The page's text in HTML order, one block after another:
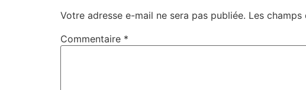
Votre adresse e-mail ne sera pas publiée. Les
Commentaire *